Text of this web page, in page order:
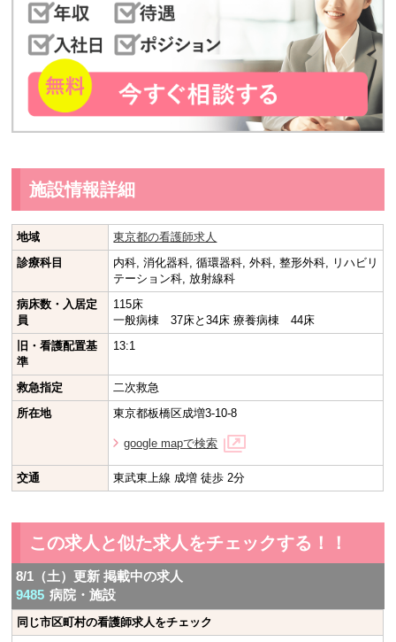
施設情報詳細
地域
東京都の看護師求人
診療科目
内科, 消化器科, 循環器科, 外科, 整形外科, リハビリ
テーション科, 放射線科
病床数・入居定
員
115床
一般病棟 37床と34床 療養病棟 44床
旧・看護配置基
準
13:1
救急指定
二次救急
所在地
東京都板橋区成増3-10-8
google mapで検索
交通 東武東上線 成増 徒歩 2分
この求人と似た求人をチェックする！！
8/1（土）更新 掲載中の求人
9485 病院・施設
同じ市区町村の看護師求人をチェック